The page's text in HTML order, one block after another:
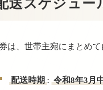
送スケジュー
は、世帯主宛にまとめて
配送時期 : 令和8年3月